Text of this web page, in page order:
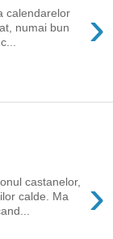
›
calendarelor
numai bun
›
castanelor,
calde. Ma